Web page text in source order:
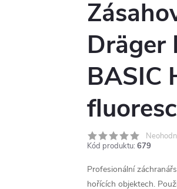
Dräger
BASIC
Kód produktu: 679
Profesionální
hořících objektech.